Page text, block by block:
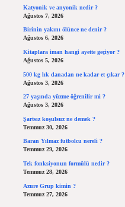
Katyonik ve anyonik nedir ?
Ağustos 7, 2026
Birinin yakını ölünce ne denir ?
Ağustos 6, 2026
Kitaplara iman hangi ayette geçiyor ?
Ağustos 5, 2026
500 kg lık danadan ne kadar et çıkar ?
Ağustos 3, 2026
27 yaşında yüzme öğrenilir mi ?
Ağustos 3, 2026
Şartsız koşulsuz ne demek ?
Temmuz 30, 2026
Baran Yılmaz futbolcu nereli ?
Temmuz 29, 2026
Tek fonksiyonun formülü nedir ?
Temmuz 28, 2026
Azure Grup kimin ?
Temmuz 27, 2026